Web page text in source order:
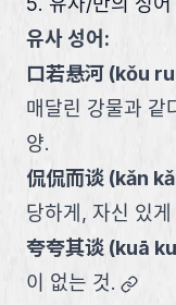
유사 성어:
口若悬河 (kǒu
매달린 강물과 같
양.
侃侃而谈 (kǎn
당하게, 자신 있
夸夸其谈 (kuā
이 없는 것.
link